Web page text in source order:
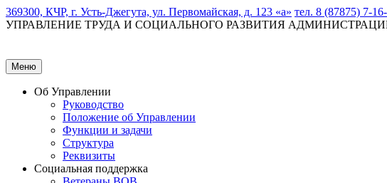
369300, КЧР, г. Усть-Джегута, ул. Первомайская, д. 123 «а» тел. 8 (87875) 7-
УПРАВЛЕНИЕ ТРУДА И СОЦИАЛЬНОГО РАЗВИТИЯ
Меню
Об Управлении
Руководство
Положение об Управлении
Функции и задачи
Структура
Реквизиты
Социальная поддержка